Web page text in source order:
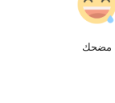
مضحك